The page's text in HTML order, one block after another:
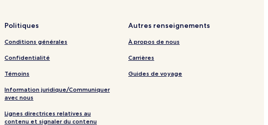
Politiques
Conditions générales
Confidentialité
Témoins
Information juridique/Communiquer
avec nous
Lignes directrices relatives au
contenu et signaler du contenu
Autres renseignements
À propos de nous
Carrières
Guides de voyage